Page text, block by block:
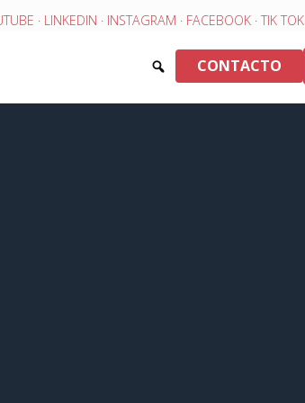
· LINKEDIN · INSTAGRAM · FACEBOOK· TIK TOK
CONTACTO